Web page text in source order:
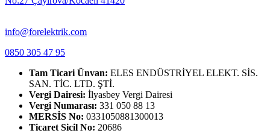
info@forelektrik.com
0850 305 47 95
Tam Ticari Ünvan: ELES ENDÜSTRİYEL ELEKT. SİS.
SAN. TİC. LTD. ŞTİ.
Vergi Dairesi: İlyasbey Vergi Dairesi
Vergi Numarası: 331 050 88 13
MERSİS No: 0331050881300013
Ticaret Sicil No: 20686